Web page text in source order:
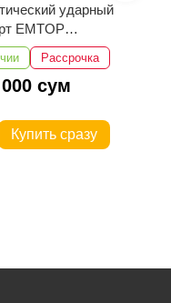
станок
Рассрочка
сум
Купить сразу